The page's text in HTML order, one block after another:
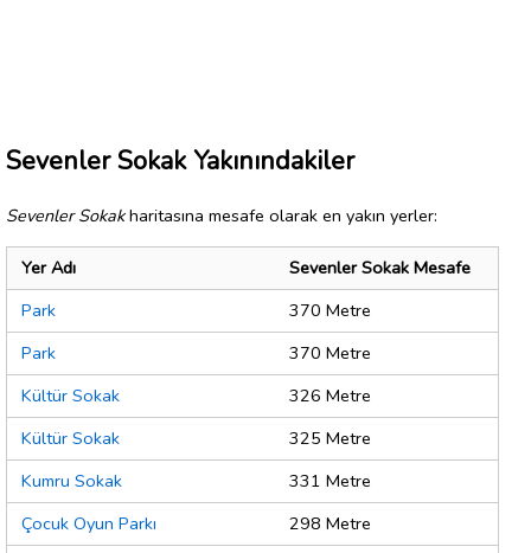
Sevenler Sokak Yakınındakiler
Sevenler Sokakharitasına mesafe olarak en yakın yerler:
Yer Adı
Sevenler Sokak Mesafe
Park
370 Metre
Park
370 Metre
Kültür Sokak
326 Metre
Kültür Sokak
325 Metre
Kumru Sokak
331 Metre
Çocuk Oyun Parkı
298 Metre